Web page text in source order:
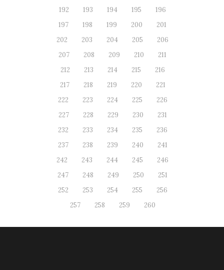
192
193 194 195
196
197
198 199 200
201
202
203 204 205
206
207
208 209 210
211
212
213 214 215
216
217
218 219 220
221
222
223 224 225
226
227
228 229 230
231
232
233 234 235
236
237
238 239 240
241
242
243 244 245
246
247
248 249 250
251
252
253 254 255
256
257
258 259 260